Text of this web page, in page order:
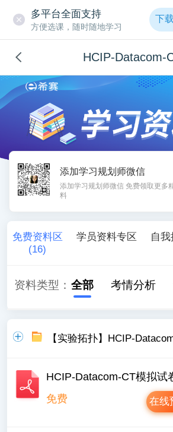
多平台全面支持
方便选课，随时随地学习
下
HCIP-Datacom-
添加学习规划师微信
添加学习规划师微信 免费领取更多
料
免费资料区
(16)
学员资料专区 自
资料类型： 全部 考情分析
【实验拓扑】HCIP-
HCIP-Datacom-CT模拟试
免费
在线